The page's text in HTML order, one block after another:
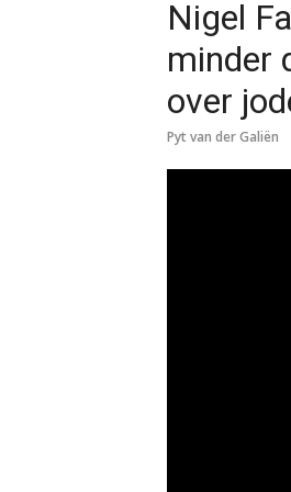
Nigel
minder
over
Pyt van der Galiën